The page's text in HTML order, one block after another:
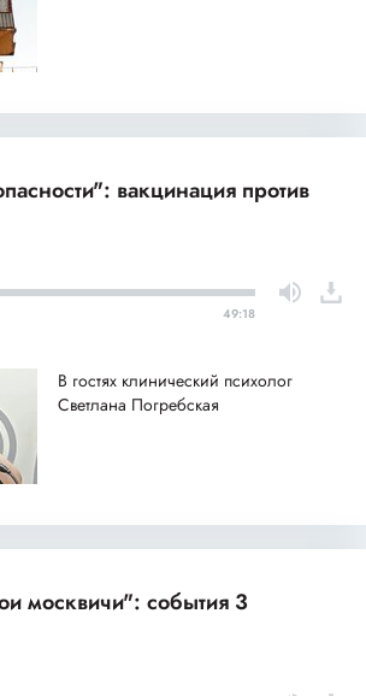
вакцинация против
49:18
В гостях клинический психолог
Светлана Погребская
москвичи": события 3